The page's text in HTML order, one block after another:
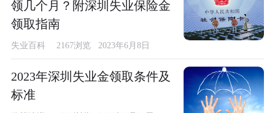
领几个月？附深圳失业保险金
领取指南
失业百科 2167浏览 2023年6月8日
2023年深圳失业金领取条件及
标准